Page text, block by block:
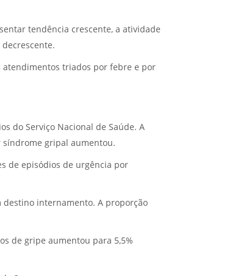
tendência crescente, a atividade
decrescente.
atendimentos triados por febre e por
do Serviço Nacional de Saúde. A
gripal aumentou.
de episódios de urgência por
destino internamento. A proporção
de gripe aumentou para 5,5%